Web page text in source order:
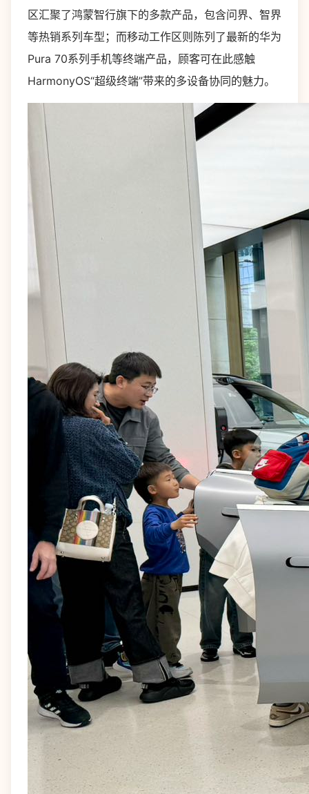
区汇聚了鸿蒙智行旗下的多款产品，包含问界、智界
等热销系列车型；而移动工作区则陈列了最新的华为
Pura 70系列手机等终端产品，顾客可在此感触
HarmonyOS“超级终端”带来的多设备协同的魅力。